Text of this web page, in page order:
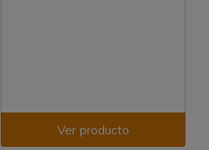
Ver producto